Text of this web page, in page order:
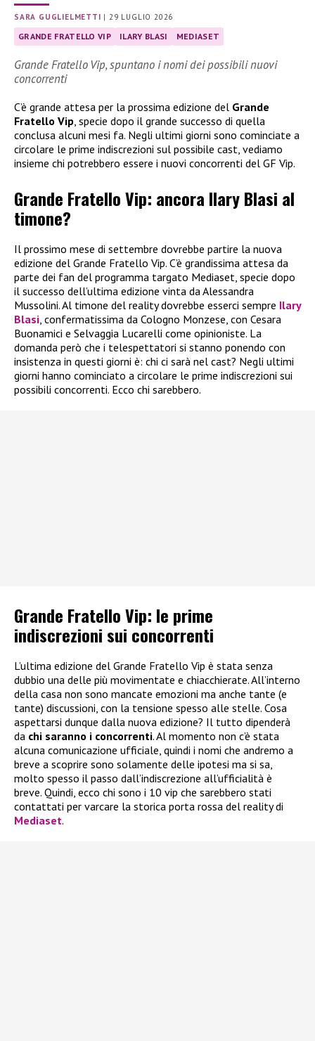
SARA GUGLIELMETTI |29 LUGLIO 2026
GRANDE FRATELLO VIP ILARY BLASI MEDIASET
Grande Fratello Vip, spuntano i nomi dei possibili nuovi
concorrenti
C’è grande attesa per la prossima edizione del Grande
Fratello Vip , specie dopo il grande successo di quella
conclusa alcuni mesi fa. Negli ultimi giorni sono cominciate a
circolare le prime indiscrezioni sul possibile cast, vediamo
insieme chi potrebbero essere i nuovi concorrenti del GF Vip.
Grande Fratello Vip: ancora Ilary Blasi al
timone?
Il prossimo mese di settembre dovrebbe partire la nuova
edizione del Grande Fratello Vip. C’è grandissima attesa da
parte dei fan del programma targato Mediaset, specie dopo
il successo dell’ultima edizione vinta da Alessandra
Mussolini. Al timone del reality dovrebbe esserci sempre Ilary
Blasi, confermatissima da Cologno Monzese, con Cesara
Buonamici e Selvaggia Lucarelli come opinioniste. La
domanda però che i telespettatori si stanno ponendo con
insistenza in questi giorni è: chi ci sarà nel cast? Negli ultimi
giorni hanno cominciato a circolare le prime indiscrezioni sui
possibili concorrenti. Ecco chi sarebbero.
Grande Fratello Vip: le prime
indiscrezioni sui concorrenti
L’ultima edizione del Grande Fratello Vip è stata senza
dubbio una delle più movimentate e chiacchierate. All’interno
della casa non sono mancate emozioni ma anche tante (e
tante) discussioni, con la tensione spesso alle stelle. Cosa
aspettarsi dunque dalla nuova edizione? Il tutto dipenderà
da chi saranno i concorrenti. Al momento non c’è stata
alcuna comunicazione ufficiale, quindi i nomi che andremo a
breve a scoprire sono solamente delle ipotesi ma si sa,
molto spesso il passo dall’indiscrezione all’ufficialità è
breve. Quindi, ecco chi sono i 10 vip che sarebbero stati
contattati per varcare la storica porta rossa del reality di
Mediaset.